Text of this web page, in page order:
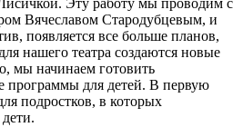
Эту работу мы проводим с
Вячеславом Стародубцевым, и
появляется все больше планов,
нашего театра создаются новые
мы начинаем готовить
программы для детей. В первую
подростков, в которых